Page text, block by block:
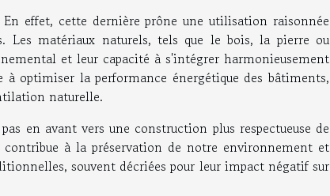
effet, cette dernière prône une utilisation raisonnée
Les matériaux naturels, tels que le bois, la pierre ou
et leur capacité à s'intégrer harmonieusement
optimiser la performance énergétique des bâtiments,
naturelle.
en avant vers une construction plus respectueuse de
à la préservation de notre environnement et
souvent décriées pour leur impact négatif sur